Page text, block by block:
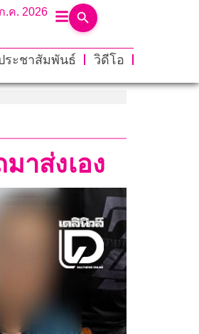
.ค. 2026
ระชาสัมพันธ์
วิดีโอ
าส่งเอง